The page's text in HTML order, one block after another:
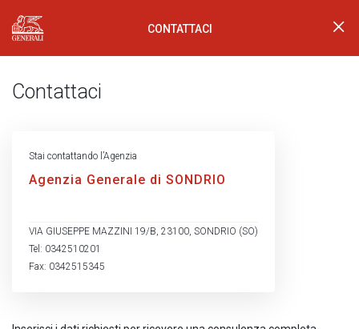
Generali Logo CONTATTACI
Contattaci
Stai contattando l’Agenzia
Agenzia Generale di SONDRIO
VIA GIUSEPPE MAZZINI 19/B, 23100, SONDRIO (SO)
Tel: 0342510201
Fax: 0342515345